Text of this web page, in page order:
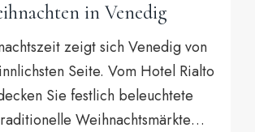
in Venedig
zeigt sich Venedig von
Seite. Vom Hotel Rialto
Sie festlich beleuchtete
Weihnachtsmärkte…